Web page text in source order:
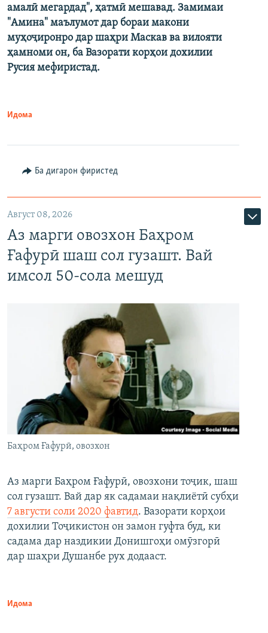
амалӣ мегардад", ҳатмӣ мешавад. Замимаи
"Амина" маълумот дар бораи макони
муҳоҷиронро дар шаҳри Маскав ва вилояти
ҳамноми он, ба Вазорати корҳои дохилии
Русия мефиристад.
Идома
Ба дигарон фиристед
Август 08, 2026
Аз марги овозхон Баҳром
Ғафурӣ шаш сол гузашт. Вай
имсол 50-сола мешуд
Баҳром Ғафурӣ, овозхон
Аз марги Баҳром Ғафурӣ, овозхони тоҷик, шаш
сол гузашт. Вай дар як садамаи нақлиётӣ субҳи
7 августи соли 2020 фавтид. Вазорати корҳои
дохилии Тоҷикистон он замон гуфта буд, ки
садама дар наздикии Донишгоҳи омӯзгорӣ
дар шаҳри Душанбе рух додааст.
Идома